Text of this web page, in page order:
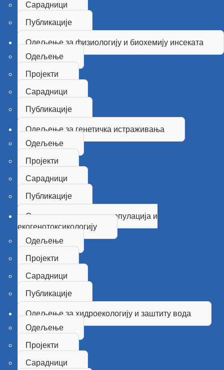
Сарадници
Публикације
Одељење за физиологију и биохемију инсеката
Одељење
Пројекти
Сарадници
Публикације
Одељење за генетичка истраживања
Одељење
Пројекти
Сарадници
Публикације
Одељење за генетику популација и
екогенотоксикологију
Одељење
Пројекти
Сарадници
Публикације
Одељење за хидроекологију и заштиту вода
Одељење
Пројекти
Сарадници